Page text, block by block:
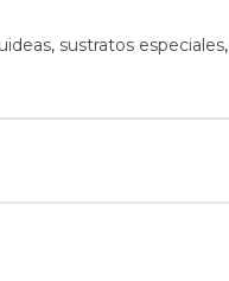
, sustratos especiales,